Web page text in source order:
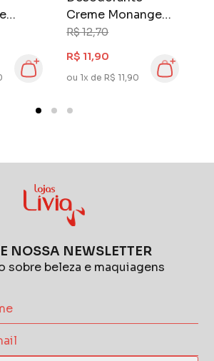
Rosa
Creme Monange
50 gr Bisnaga
Hidratante
R$ 12,70
R$ 11,90
ou 1x de R$ 11,90
NOSSA NEWSLETTER
sobre beleza e maquiagens